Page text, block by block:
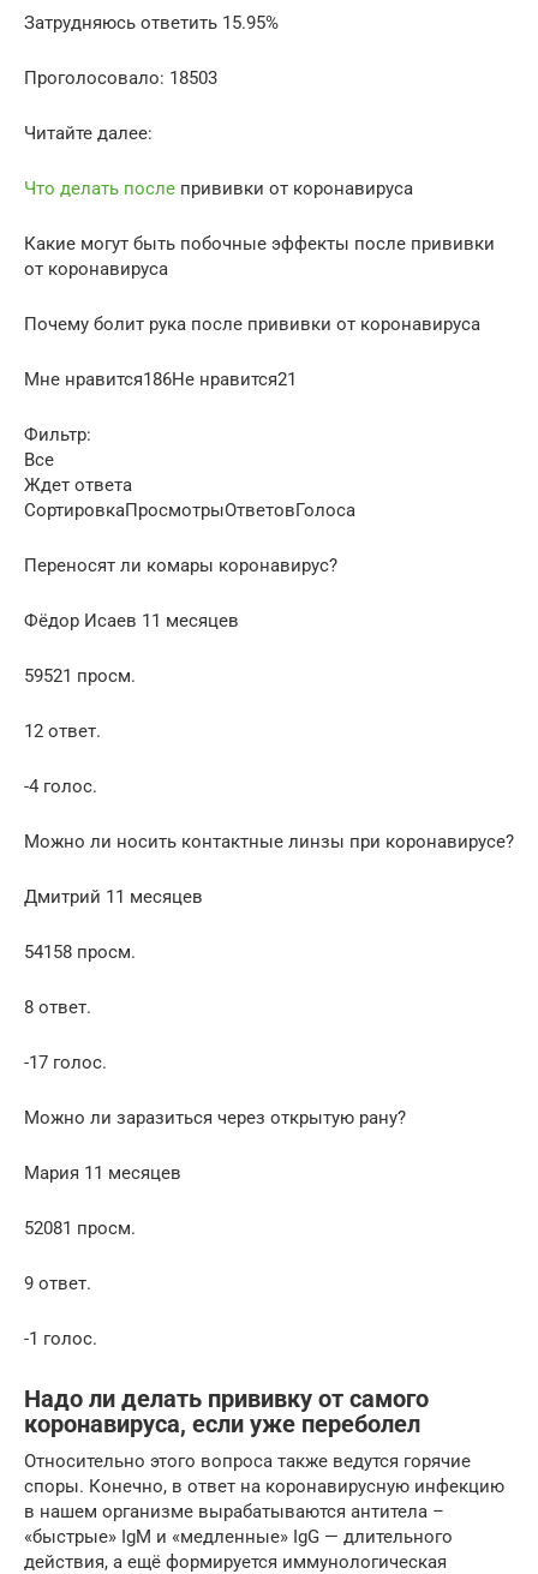
Затрудняюсь ответить 15.95%
Проголосовало: 18503
Читайте далее:
Что делать после прививки от коронавируса
Какие могут быть побочные эффекты после прививки
от коронавируса
Почему болит рука после прививки от коронавируса
Мне нравится186Не нравится21
Фильтр:
Все
Ждет ответа
СортировкаПросмотрыОтветовГолоса
Переносят ли комары коронавирус?
Фёдор Исаев 11 месяцев
59521 просм.
12 ответ.
-4 голос.
Можно ли носить контактные линзы при коронавирусе?
Дмитрий 11 месяцев
54158 просм.
8 ответ.
-17 голос.
Можно ли заразиться через открытую рану?
Мария 11 месяцев
52081 просм.
9 ответ.
-1 голос.
Надо ли делать прививку от самого
коронавируса, если уже переболел
Относительно этого вопроса также ведутся горячие
споры. Конечно, в ответ на коронавирусную инфекцию
в нашем организме вырабатываются антитела –
«быстрые» IgM и «медленные» IgG — длительного
действия, а ещё формируется иммунологическая